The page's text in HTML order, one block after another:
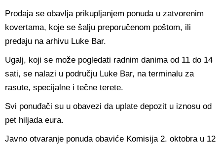
Prodaja se obavlja prikupljanjem ponuda u zatvorenim
kovertama, koje se šalju preporučenom poštom, ili
predaju na arhivu Luke Bar.
Ugalj, koji se može pogledati radnim danima od 11 do 14
sati, se nalazi u području Luke Bar, na terminalu za
rasute, specijalne i tečne terete.
Svi ponuđači su u obavezi da uplate depozit u iznosu od
pet hiljada eura.
Javno otvaranje ponuda obaviće Komisija 2. oktobra u 12